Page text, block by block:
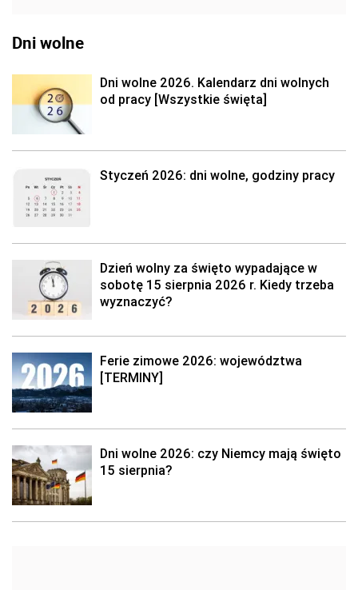
Dni wolne
Dni wolne 2026. Kalendarz dni wolnych
od pracy [Wszystkie święta]
Styczeń 2026: dni wolne, godziny pracy
Dzień wolny za święto wypadające w
sobotę 15 sierpnia 2026 r. Kiedy trzeba
wyznaczyć?
Ferie zimowe 2026: województwa
[TERMINY]
Dni wolne 2026: czy Niemcy mają święto
15 sierpnia?